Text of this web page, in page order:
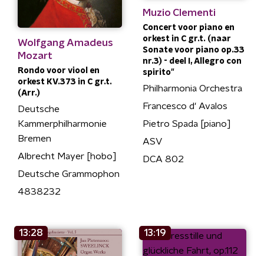
Wolfgang Amadeus
Mozart
Rondo voor viool en
orkest KV.373 in C gr.t.
(Arr.)
Deutsche
Kammerphilharmonie
Bremen
Albrecht Mayer [hobo]
Deutsche Grammophon
4838232
Muzio Clementi
Concert voor piano en
orkest in C gr.t. (naar
Sonate voor piano op.33
nr.3) - deel I, Allegro con
spirito"
Philharmonia Orchestra
Francesco d' Avalos
Pietro Spada [piano]
ASV
DCA 802
13:28 13:19